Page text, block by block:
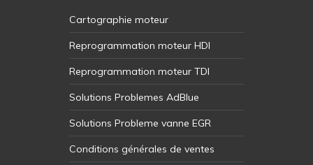
Cartographie moteur
Reprogrammation moteur HDI
Reprogrammation moteur TDI
Solutions Problemes AdBlue
Solutions Probleme vanne EGR
Conditions générales de ventes